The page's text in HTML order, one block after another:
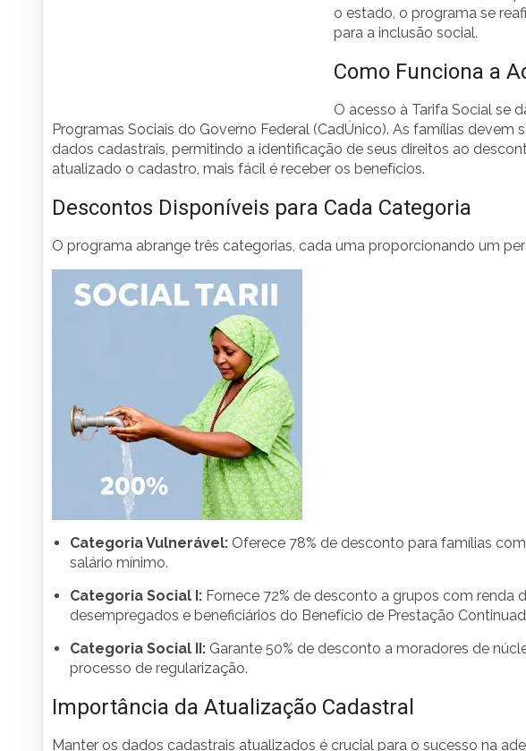
o estado, o programa se
para a inclusão social.
Como Funciona a
O acesso à Tarifa Social se
Programas Sociais do Governo Federal (CadÚnico). As famílias devem
dados cadastrais, permitindo a identificação de seus direitos ao
atualizado o cadastro, mais fácil é receber os benefícios.
Descontos Disponíveis para Cada Categoria
O programa abrange três categorias, cada uma proporcionando um
Categoria Vulnerável: Oferece 78% de desconto para famílias
salário mínimo.
Categoria Social I: Fornece 72% de desconto a grupos com renda
desempregados e beneficiários do Benefício de Prestação
Categoria Social II: Garante 50% de desconto a moradores de
processo de regularização.
Importância da Atualização Cadastral
Manter os dados cadastrais atualizados é crucial para o sucesso na